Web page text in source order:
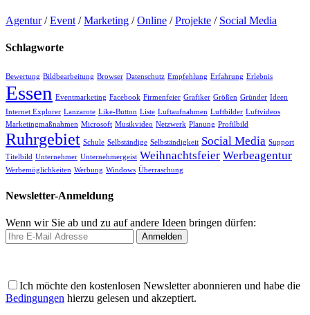
Agentur / Event / Marketing / Online / Projekte / Social Media
Schlagworte
Bewertung Bildbearbeitung Browser Datenschutz Empfehlung Erfahrung Erlebnis
Essen Eventmarketing Facebook Firmenfeier Grafiker Größen Gründer Ideen
Internet Explorer Lanzarote Like-Button Liste Luftaufnahmen Luftbilder Luftvideos
Marketingmaßnahmen Microsoft Musikvideo Netzwerk Planung Profilbild
Ruhrgebiet Schule Selbständige Selbständigkeit Social Media Support
Titelbild Unternehmer Unternehmergeist Weihnachtsfeier Werbeagentur
Werbemöglichkeiten Werbung Windows Überraschung
Newsletter-Anmeldung
Wenn wir Sie ab und zu auf andere Ideen bringen dürfen:
Ich möchte den kostenlosen Newsletter abonnieren und habe die
Bedingungen hierzu gelesen und akzeptiert.